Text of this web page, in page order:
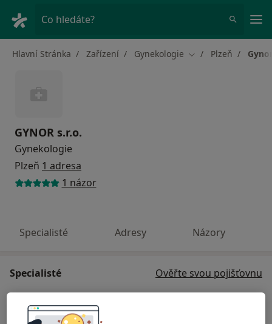
Co hledáte?
Hlavní Stránka Zařízení Gynekologie Změna města
Plzeň
GYNOR s.r.o.
Gynekologie
Plzeň 1 adresa
1 názor
Specialisté Adresy Názory
Specialisté Ověřte svou pojišťovnu
MUDr. Martin Smažinka